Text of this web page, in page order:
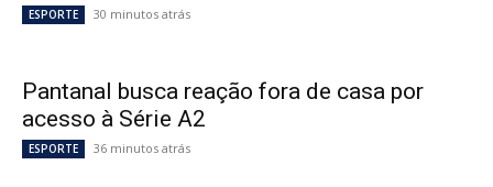
ESPORTE 30 minutos atrás
Pantanal busca reação fora de casa por
acesso à Série A2
ESPORTE 36 minutos atrás